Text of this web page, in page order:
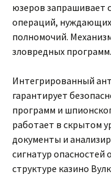
юзеров запрашивает
операций,
полномочий.
зловредных программ.
Интегрированный
гарантирует
программ и
работает в скрытом
документы и
сигнатур опасностей
структуре казино